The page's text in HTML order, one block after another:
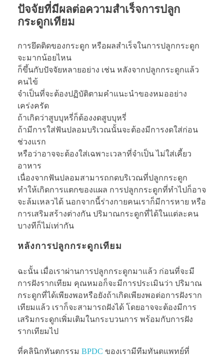
ปัจจัยที่มีผลต่อความสำเร็จการปลูก
กระดูกเทียม
การยึดติดของกระดูก หรือผลสำเร็จในการปลูกกระดูก
จะมากน้อยไหน
ก็ขึ้นกับปัจจัยหลายอย่าง เช่น หลังจากปลูกกระดูกแล้ว
คนไข้
จำเป็นที่จะต้องปฏิบัติตามคำแนะนำของหมออย่าง
เคร่งครัด
ถ้าเกิดว่าสูบบุหรี่ก็ต้องงดสูบบุหรี่
ถ้ามีการใส่ฟันปลอมบริเวณนั้นจะต้องมีการงดใส่ก่อน
ช่วงแรก
หรือว่าอาจจะต้องใส่เฉพาะเวลาที่จำเป็น ไม่ใส่เคี้ยว
อาหาร
เนื่องจากฟันปลอมสามารถกดบริเวณที่ปลูกกระดูก
ทำให้เกิดการแตกของแผล การปลูกกระดูกที่ทำไปก็อาจ
จะล้มเหลวได้ นอกจากนี้ร่างกายคนเราก็มีการหาย หรือ
การเสริมสร้างต่างกัน ปริมาณกระดูกที่ได้ในแต่ละคน
บางทีก็ไม่เท่ากัน
หลังการปลูกกระดูกเทียม
ฉะนั้น เมื่อเราผ่านการปลูกกระดูกมาแล้ว ก่อนที่จะมี
การฝังรากเทียม คุณหมอก็จะมีการประเมินว่า ปริมาณ
กระดูกที่ได้เพียงพอหรือยังถ้าเกิดเพียงพอต่อการฝังราก
เทียมแล้ว เราก็จะสามารถฝังได้ โดยอาจจะต้องมีการ
เสริมกระดูกเพิ่มเติมในกระบวนการ พร้อมกับการฝัง
รากเทียมไป
ที่คลินิกทันตกรรม BPDC ของเรามีทีมทันตแพทย์ที่